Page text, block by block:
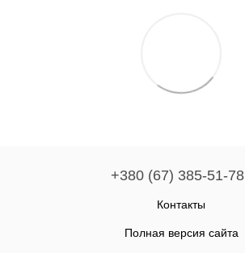
+380 (67) 385-51-78
Контакты
Полная версия сайта